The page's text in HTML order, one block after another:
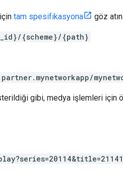
tam spesifikasyona göz atın.
{scheme}/{path}
gibi, medya işlemleri için